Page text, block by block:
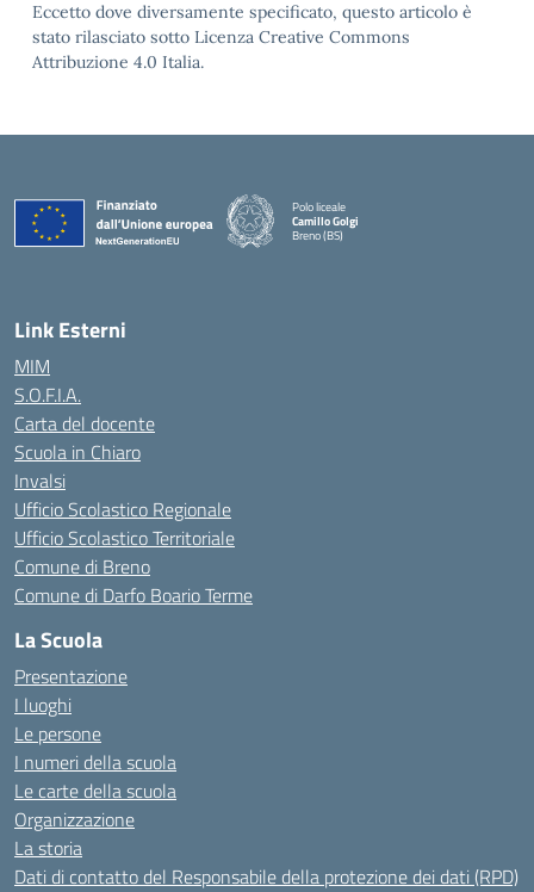
Eccetto dove diversamente specificato, questo articolo è
stato rilasciato sotto Licenza Creative Commons
Attribuzione 4.0 Italia.
Polo liceale
Camillo Golgi
Breno (BS)
Link Esterni
MIM
S.O.F.I.A.
Carta del docente
Scuola in Chiaro
Invalsi
Ufficio Scolastico Regionale
Ufficio Scolastico Territoriale
Comune di Breno
Comune di Darfo Boario Terme
La Scuola
Presentazione
I luoghi
Le persone
I numeri della scuola
Le carte della scuola
Organizzazione
La storia
Dati di contatto del Responsabile della protezione dei dati (RPD)